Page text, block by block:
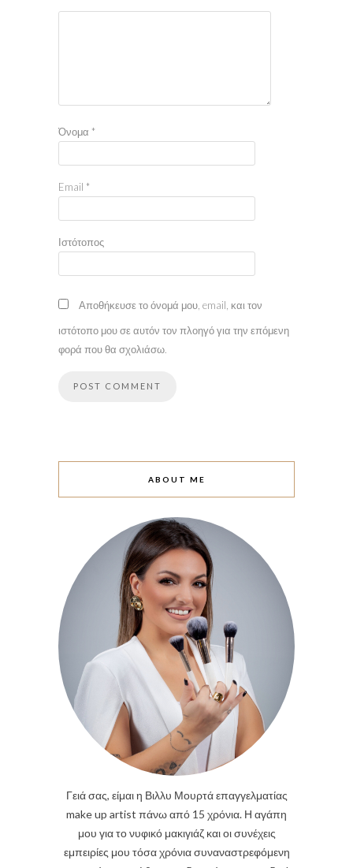
Όνομα *
Email *
Ιστότοπος
Αποθήκευσε το όνομά μου, email, και τον
ιστότοπο μου σε αυτόν τον πλοηγό για την επόμενη
φορά που θα σχολιάσω.
ABOUT ME
Γειά σας, είμαι η Βιλλυ Μουρτά επαγγελματίας
make up artist πάνω από 15 χρόνια. Η αγάπη
μου για το νυφικό μακιγιάζ και οι συνέχεις
εμπειρίες μου τόσα χρόνια συναναστρεφόμενη